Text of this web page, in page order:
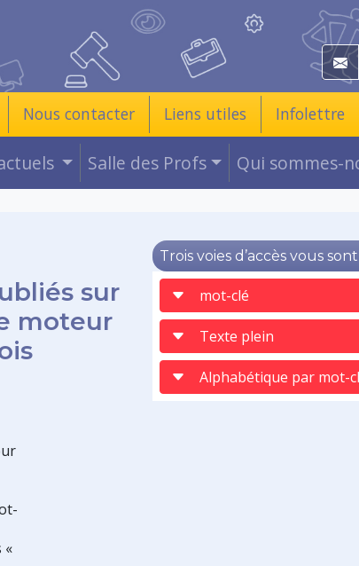
Nous contacter Liens utiles Infolettre
Salle des Profs Qui sommes-
sur
moteur
«
Trois voies d’accès vous
mot-clé
Texte plein
Alphabétique par mot-